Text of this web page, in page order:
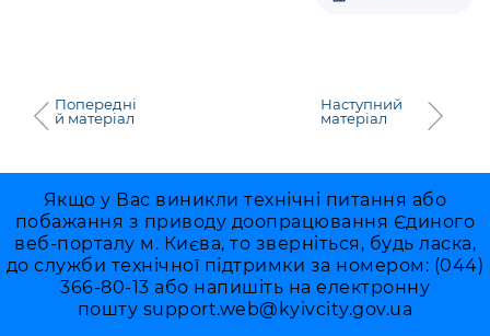
Попередні
й матеріал
Наступний
матеріал
Якщо у Вас виникли технічні питання або
побажання з приводу доопрацювання Єдиного
веб-порталу м. Києва, то зверніться, будь ласка,
до служби технічної підтримки за номером: (044)
366-80-13 або напишіть на електронну
пошту support.web@kyivcity.gov.ua